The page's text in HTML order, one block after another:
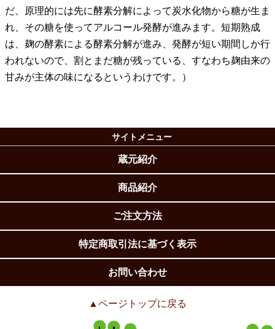
だ、原理的には先に酵素分解によって炭水化物から糖が生ま
れ、その糖を使ってアルコール発酵が進みます。短期熟成
は、麹の酵素による酵素分解が進み、発酵が短い期間しか行
われないので、割とまだ糖が残っている、すなわち麹由来の
甘みが主体の味になるというわけです。）
サイトメニュー
蔵元紹介
商品紹介
ご注文方法
特定商取引法に基づく表示
お問い合わせ
▲ページトップに戻る